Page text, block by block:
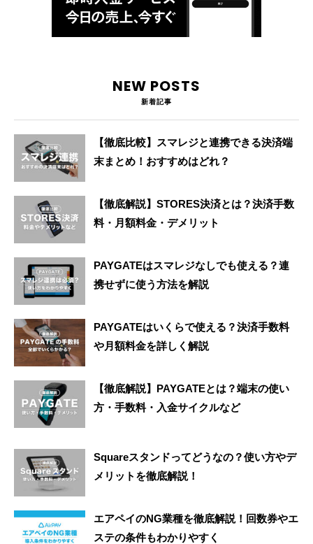
NEW POSTS
新着記事
【徹底比較】スマレジと連携できる決済端
末まとめ！おすすめはどれ？
【徹底解説】STORES決済とは？決済手数
料・月額料金・デメリット
PAYGATEはスマレジなしでも使える？連
携せずに使う方法を解説
PAYGATEはいくらで使える？決済手数料
や月額料金を詳しく解説
【徹底解説】PAYGATEとは？端末の使い
方・手数料・入金サイクルなど
Squareスタンドってどうなの？使い方やデ
メリットを徹底解説！
エアペイのNG業種を徹底解説！回数券やエ
ステの条件もわかりやすく